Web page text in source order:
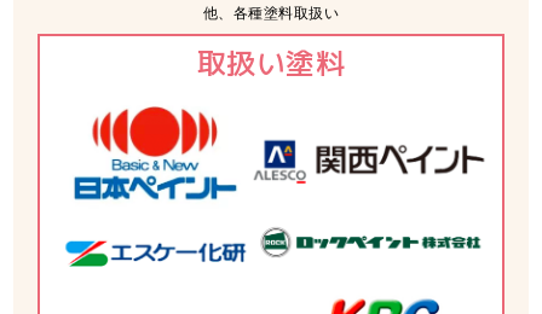
他、各種塗料取扱い
取扱い塗料